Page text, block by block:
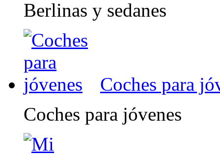
Berlinas y sedanes
Coches para
Coches para jóvenes